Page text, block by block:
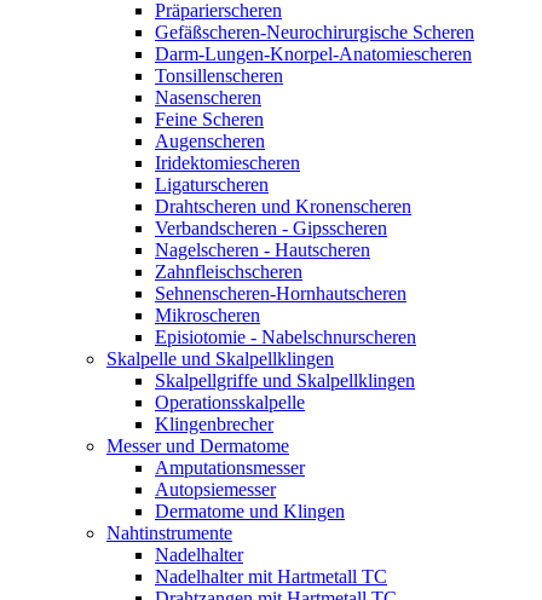
Präparierscheren
Gefäßscheren-Neurochirurgische Scheren
Darm-Lungen-Knorpel-Anatomiescheren
Tonsillenscheren
Nasenscheren
Feine Scheren
Augenscheren
Iridektomiescheren
Ligaturscheren
Drahtscheren und Kronenscheren
Verbandscheren - Gipsscheren
Nagelscheren - Hautscheren
Zahnfleischscheren
Sehnenscheren-Hornhautscheren
Mikroscheren
Episiotomie - Nabelschnurscheren
Skalpelle und Skalpellklingen
Skalpellgriffe und Skalpellklingen
Operationsskalpelle
Klingenbrecher
Messer und Dermatome
Amputationsmesser
Autopsiemesser
Dermatome und Klingen
Nahtinstrumente
Nadelhalter
Nadelhalter mit Hartmetall TC